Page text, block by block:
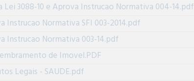
Lei 3088-10 e Aprova Instrucao Normativa 004-14.pdf
Instrucao Normativa SFI 003-2014.pdf
Instrucao Normativa 003-14.pdf
de Imovel.PDF
Legais - SAUDE.pdf